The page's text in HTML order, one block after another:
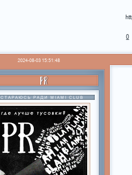
0
2024-08-03 15:51:48
PR
СТАРАЮСЬ РАДИ MIAMI CLUB